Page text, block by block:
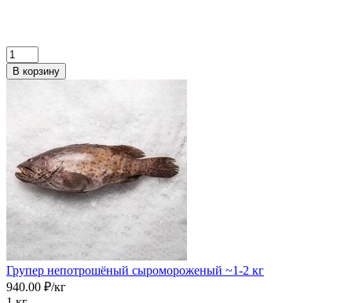
В корзину
Групер непотрошёный сыромороженый ~1-2 кг
940.00 ₽/кг